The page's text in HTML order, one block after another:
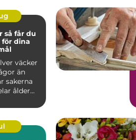
dina
väcker
än
sakerna
ålder